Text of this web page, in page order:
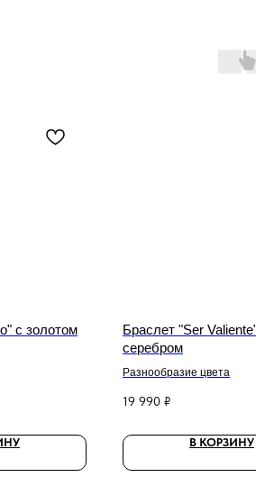
с золотом
Браслет "Ser Valiente" с
серебром
Разнообразие цвета
19 990 ₽
В КОРЗИНУ